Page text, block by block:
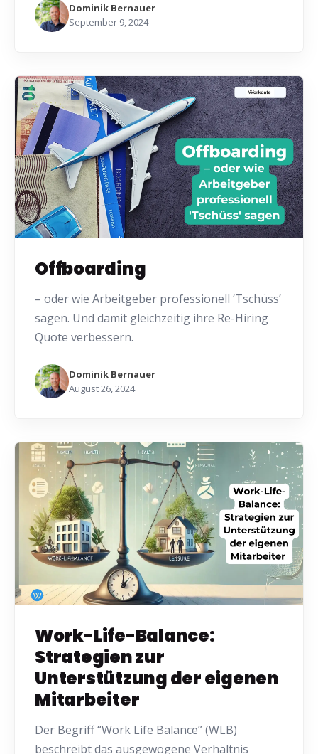
Dominik Bernauer
September 9, 2024
Offboarding
– oder wie Arbeitgeber professionell ‘Tschüss’
sagen. Und damit gleichzeitig ihre Re-Hiring
Quote verbessern.
Dominik Bernauer
August 26, 2024
Work-Life-Balance:
Strategien zur
Unterstützung der eigenen
Mitarbeiter
Der Begriff “Work Life Balance” (WLB)
beschreibt das ausgewogene Verhältnis